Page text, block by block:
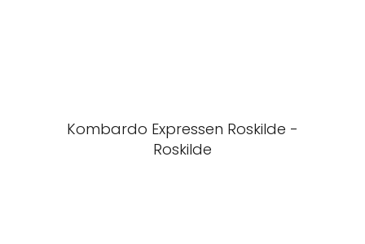
Kombardo Expressen Roskilde -
Roskilde